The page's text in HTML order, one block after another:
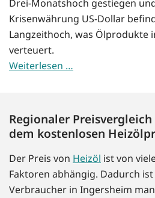
Drei-Monatshoch gestiegen
Krisenwährung US-Dollar
Langzeithoch, was Ölprodukte
verteuert.
Weiterlesen …
Regionaler
dem kostenlosen
Der Preis von Heizöl ist von
Faktoren abhängig. Dadurch
Verbraucher in Ingersheim